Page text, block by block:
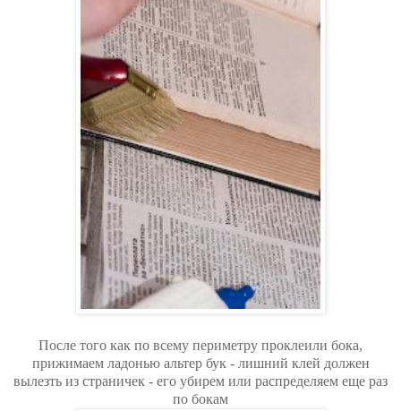
После того как по всему периметру проклеили бока,
прижимаем ладонью альтер бук - лишний клей должен
вылезть из страничек - его убирем или распределяем еще раз
по бокам